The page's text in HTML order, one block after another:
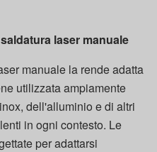
laser manuale
manuale la rende adatta
utilizzata ampiamente
dell'alluminio e di altri
in ogni contesto. Le
per adattarsi